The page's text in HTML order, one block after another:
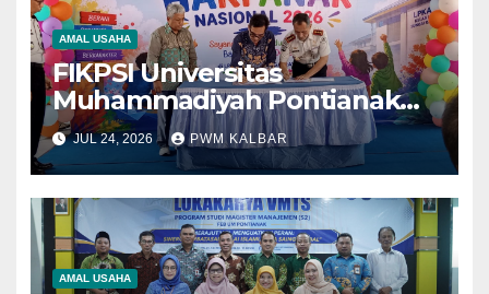
AMAL USAHA
FIKPSI Universitas
Muhammadiyah Pontianak
Dukung Pemenuhan Hak
Anak yang sedang Jalani
Pembinaan Khusus
JUL 24, 2026 PWM KALBAR
AMAL USAHA